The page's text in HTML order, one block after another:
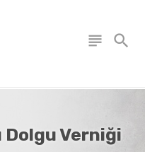
subject search
Dolgu Verniği